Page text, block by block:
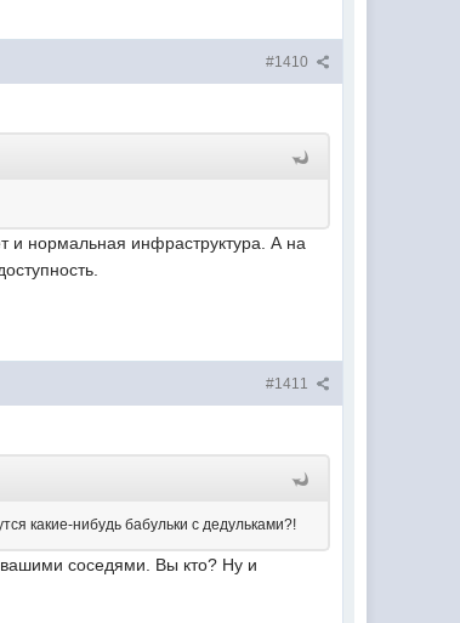
#1410
и нормальная инфраструктура. А на
#1411
какие-нибудь бабульки с дедульками?!
соседями. Вы кто? Ну и